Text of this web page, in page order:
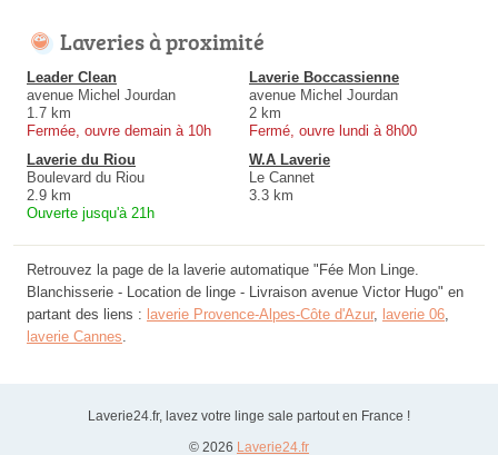
Laveries à proximité
Leader Clean
avenue Michel Jourdan
1.7 km
Fermée, ouvre demain à 10h
Laverie Boccassienne
avenue Michel Jourdan
2 km
Fermé, ouvre lundi à 8h00
Laverie du Riou
Boulevard du Riou
2.9 km
Ouverte jusqu'à 21h
W.A Laverie
Le Cannet
3.3 km
Retrouvez la page de la laverie automatique "Fée Mon Linge.
Blanchisserie - Location de linge - Livraison avenue Victor Hugo" en
partant des liens : laverie Provence-Alpes-Côte d'Azur, laverie 06,
laverie Cannes.
Laverie24.fr, lavez votre linge sale partout en France !
© 2026 Laverie24.fr